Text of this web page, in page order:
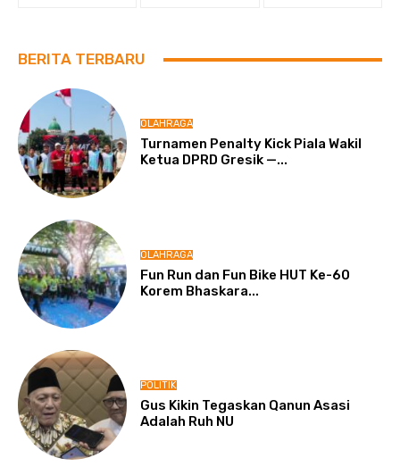
BERITA TERBARU
OLAHRAGA
Turnamen Penalty Kick Piala Wakil
Ketua DPRD Gresik —...
OLAHRAGA
Fun Run dan Fun Bike HUT Ke-60
Korem Bhaskara...
POLITIK
Gus Kikin Tegaskan Qanun Asasi
Adalah Ruh NU